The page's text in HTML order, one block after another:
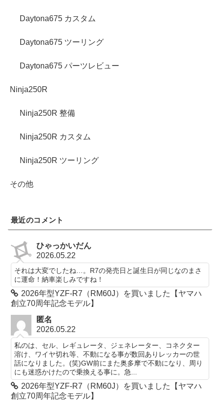
Daytona675 カスタム
Daytona675 ツーリング
Daytona675 パーツレビュー
Ninja250R
Ninja250R 整備
Ninja250R カスタム
Ninja250R ツーリング
その他
最近のコメント
ひゃっかいだん
2026.05.22
それは大変でしたね…。R7の発売日と誕生日が同じなのまさ
に運命！納車楽しみですね！
2026年型YZF-R7（RM60J）を買いました【ヤマハ
創立70周年記念モデル】
匿名
2026.05.22
私のは、セル、レギュレータ、ジェネレーター、コネクター
溶け、ワイヤ切れ等、不動になる事が数回ありレッカーの世
話になりました。(笑)GW前にまた奥多摩で不動になり、周り
にも迷惑かけたので乗換える事に。急...
2026年型YZF-R7（RM60J）を買いました【ヤマハ
創立70周年記念モデル】